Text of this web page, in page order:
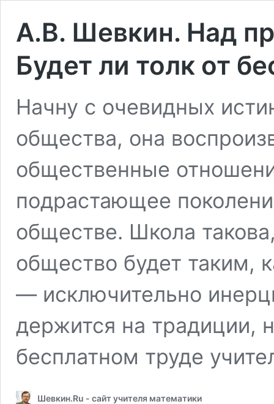
А.В. Шевкин. Над
Будет ли толк от
Начну с очевидных
общества, она
общественные
подрастающее
обществе. Школа
общество будет таким,
— исключительно
держится на традиции,
бесплатном труде
Шевкин.Ru - сайт учителя математики